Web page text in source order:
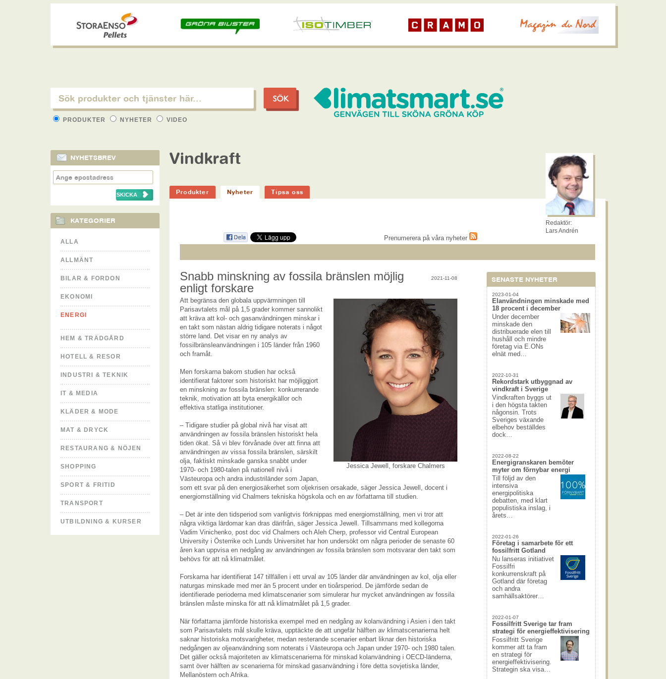
PRODUKTER NYHETER VIDEO
NYHETSBREV
KATEGORIER
ALLA
ALLMÄNT
BILAR & FORDON
EKONOMI
ENERGI
HEM & TRÄDGÅRD
HOTELL & RESOR
INDUSTRI & TEKNIK
IT & MEDIA
KLÄDER & MODE
MAT & DRYCK
RESTAURANG & NÖJEN
SHOPPING
SPORT & FRITID
TRANSPORT
UTBILDNING & KURSER
Vindkraft
Produkter Nyheter Tipsa oss
Redaktör:
Lars Andrén
Prenumerera på våra nyheter
Snabb minskning av fossila bränslen möjlig
enligt forskare
2021-11-08
Jessica Jewell, forskare Chalmers
Att begränsa den globala uppvärmningen till
Parisavtalets mål på 1,5 grader kommer sannolikt
att kräva att kol- och gasanvändningen minskar i
en takt som nästan aldrig tidigare noterats i något
större land. Det visar en ny analys av
fossilbränsleanvändningen i 105 länder från 1960
och framåt.
Men forskarna bakom studien har också
identifierat faktorer som historiskt har möjliggjort
en minskning av fossila bränslen: konkurrerande
teknik, motivation att byta energikällor och
effektiva statliga institutioner.
– Tidigare studier på global nivå har visat att
användningen av fossila bränslen historiskt hela
tiden ökat. Så vi blev förvånade över att finna att
användningen av vissa fossila bränslen, särskilt
olja, faktiskt minskade ganska snabbt under
1970- och 1980-talen på nationell nivå i
Västeuropa och andra industriländer som Japan,
som ett svar på den energiosäkerhet som oljekrisen orsakade, säger Jessica Jewell, docent i
energiomställning vid Chalmers tekniska högskola och en av författarna till studien.
– Det är inte den tidsperiod som vanligtvis förknippas med energiomställning, men vi tror att
några viktiga lärdomar kan dras därifrån, säger Jessica Jewell. Tillsammans med kollegorna
Vadim Vinichenko, post doc vid Chalmers och Aleh Cherp, professor vid Central European
University i Österrike och Lunds Universitet har hon undersökt om några perioder de senaste 60
åren kan uppvisa en nedgång av användningen av fossila bränslen som motsvarar den takt som
behövs för att nå klimatmålet.
Forskarna har identifierat 147 tillfällen i ett urval av 105 länder där användningen av kol, olja eller
naturgas minskade med mer än 5 procent under en tioårsperiod. De jämförde sedan de
identifierade perioderna med klimatscenarier som simulerar hur mycket användningen av fossila
bränslen måste minska för att nå klimatmålet på 1,5 grader.
När författarna jämförde historiska exempel med en nedgång av kolanvändning i Asien i den takt
som Parisavtalets mål skulle kräva, upptäckte de att ungefär hälften av klimatscenarierna helt
saknar historiska motsvarigheter, medan resterande scenarier enbart liknar den historiska
nedgången av oljeanvändning som noterats i Västeuropa och Japan under 1970- och 1980 talen.
Det gäller också majoriteten av klimatscenarierna för minskad kolanvändning i OECD-länderna,
samt över hälften av scenarierna för minskad gasanvändning i före detta sovjetiska länder,
Mellanöstern och Afrika.
SENASTE NYHETER
2023-01-04
Elanvändningen minskade med
18 procent i december
Under december
minskade den
distribuerade elen till
hushåll och mindre
företag via E.ONs
elnät med…
2022-10-31
Rekordstark utbyggnad av
vindkraft i Sverige
Vindkraften byggs ut
i den högsta takten
någonsin. Trots
Sveriges växande
elbehov beställdes
dock…
2022-08-22
Energigranskaren bemöter
myter om förnybar energi
Till följd av den
intensiva
energipolitiska
debatten, med klart
populistiska inslag, i
årets…
2022-01-26
Företag i samarbete för ett
fossilfritt Gotland
Nu lanseras initiativet
Fossilfri
konkurrenskraft på
Gotland där företag
och andra
samhällsaktörer…
2022-01-07
Fossilfritt Sverige tar fram
strategi för energieffektivisering
Fossilfritt Sverige
kommer att ta fram
en strategi för
energieffektivisering.
Strategin ska visa…